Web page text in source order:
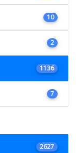
10
2
1136
7
2627